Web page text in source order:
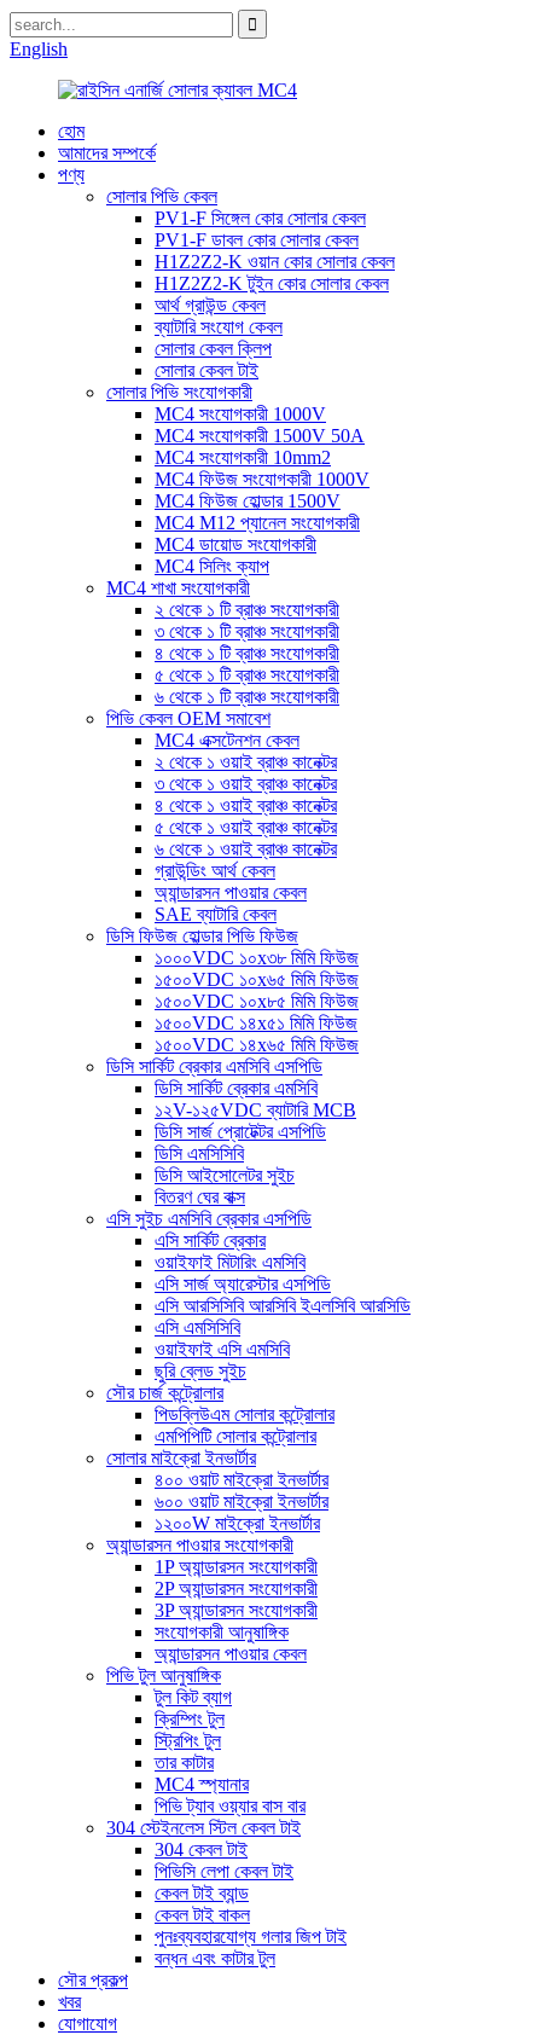
English
হোম
আমাদের সম্পর্কে
পণ্য
সোলার পিভি কেবল
PV1-F সিঙ্গেল কোর সোলার কেবল
PV1-F ডাবল কোর সোলার কেবল
H1Z2Z2-K ওয়ান কোর সোলার কেবল
H1Z2Z2-K টুইন কোর সোলার কেবল
আর্থ গ্রাউন্ড কেবল
ব্যাটারি সংযোগ কেবল
সোলার কেবল ক্লিপ
সোলার কেবল টাই
সোলার পিভি সংযোগকারী
MC4 সংযোগকারী 1000V
MC4 সংযোগকারী 1500V 50A
MC4 সংযোগকারী 10mm2
MC4 ফিউজ সংযোগকারী 1000V
MC4 ফিউজ হোল্ডার 1500V
MC4 M12 প্যানেল সংযোগকারী
MC4 ডায়োড সংযোগকারী
MC4 সিলিং ক্যাপ
MC4 শাখা সংযোগকারী
২ থেকে ১ টি ব্রাঞ্চ সংযোগকারী
৩ থেকে ১ টি ব্রাঞ্চ সংযোগকারী
৪ থেকে ১ টি ব্রাঞ্চ সংযোগকারী
৫ থেকে ১ টি ব্রাঞ্চ সংযোগকারী
৬ থেকে ১ টি ব্রাঞ্চ সংযোগকারী
পিভি কেবল OEM সমাবেশ
MC4 এক্সটেনশন কেবল
২ থেকে ১ ওয়াই ব্রাঞ্চ কানেক্টর
৩ থেকে ১ ওয়াই ব্রাঞ্চ কানেক্টর
৪ থেকে ১ ওয়াই ব্রাঞ্চ কানেক্টর
৫ থেকে ১ ওয়াই ব্রাঞ্চ কানেক্টর
৬ থেকে ১ ওয়াই ব্রাঞ্চ কানেক্টর
গ্রাউন্ডিং আর্থ কেবল
অ্যান্ডারসন পাওয়ার কেবল
SAE ব্যাটারি কেবল
ডিসি ফিউজ হোল্ডার পিভি ফিউজ
১০০০VDC ১০x৩৮ মিমি ফিউজ
১৫০০VDC ১০x৬৫ মিমি ফিউজ
১৫০০VDC ১০x৮৫ মিমি ফিউজ
১৫০০VDC ১৪x৫১ মিমি ফিউজ
১৫০০VDC ১৪x৬৫ মিমি ফিউজ
ডিসি সার্কিট ব্রেকার এমসিবি এসপিডি
ডিসি সার্কিট ব্রেকার এমসিবি
১২V-১২৫VDC ব্যাটারি MCB
ডিসি সার্জ প্রোটেক্টর এসপিডি
ডিসি এমসিসিবি
ডিসি আইসোলেটর সুইচ
বিতরণ ঘের বাক্স
এসি সুইচ এমসিবি ব্রেকার এসপিডি
এসি সার্কিট ব্রেকার
ওয়াইফাই মিটারিং এমসিবি
এসি সার্জ অ্যারেস্টার এসপিডি
এসি আরসিসিবি আরসিবি ইএলসিবি আরসিডি
এসি এমসিসিবি
ওয়াইফাই এসি এমসিবি
ছুরি ব্লেড সুইচ
সৌর চার্জ কন্ট্রোলার
পিডব্লিউএম সোলার কন্ট্রোলার
এমপিপিটি সোলার কন্ট্রোলার
সোলার মাইক্রো ইনভার্টার
৪০০ ওয়াট মাইক্রো ইনভার্টার
৬০০ ওয়াট মাইক্রো ইনভার্টার
১২০০W মাইক্রো ইনভার্টার
অ্যান্ডারসন পাওয়ার সংযোগকারী
1P অ্যান্ডারসন সংযোগকারী
2P অ্যান্ডারসন সংযোগকারী
3P অ্যান্ডারসন সংযোগকারী
সংযোগকারী আনুষাঙ্গিক
অ্যান্ডারসন পাওয়ার কেবল
পিভি টুল আনুষাঙ্গিক
টুল কিট ব্যাগ
ক্রিম্পিং টুল
স্ট্রিপিং টুল
তার কাটার
MC4 স্প্যানার
পিভি ট্যাব ওয়্যার বাস বার
304 স্টেইনলেস স্টিল কেবল টাই
304 কেবল টাই
পিভিসি লেপা কেবল টাই
কেবল টাই ব্যান্ড
কেবল টাই বাকল
পুনঃব্যবহারযোগ্য গলার জিপ টাই
বন্ধন এবং কাটার টুল
সৌর প্রকল্প
খবর
যোগাযোগ